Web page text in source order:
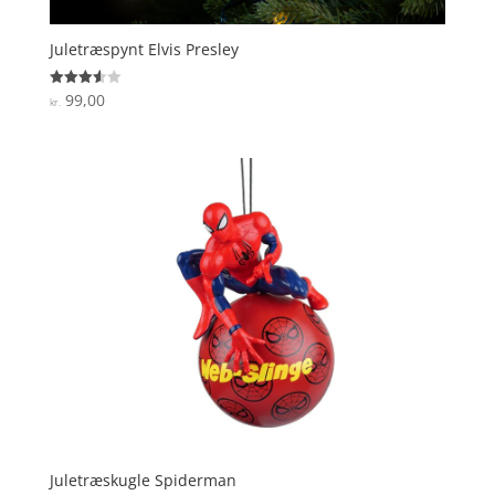
Juletræspynt Elvis Presley
Vurderet
3.6
kr.99,00
Juletræskugle Spiderman